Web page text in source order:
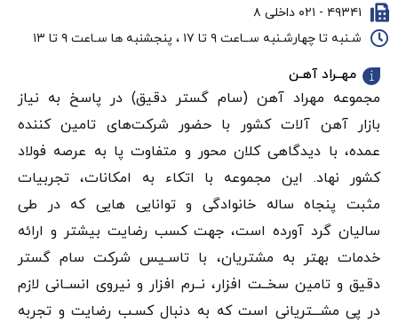
۴۹۳۴۱ - ۰۲۱ داخلی ۸
شـنبه تا چهارشـنبه ســاعت ۹ تا ۱۷ ، پنجشنبه ها سـاعت ۹ تا ۱۳
مهــراد آهـن
مجموعه مهراد آهن (سام گستر دقيق) در پاسخ به نیاز
بازار آهن‌ آلات کشور با حضور شرکت‌های تامین کننده
عمده، با دیدگاهی کلان محور و متفاوت پا به عرصه فولاد
کشور نهاد. این مجموعه با اتکاء به امکانات، تجربیات
مثبت پنجاه ساله خانوادگی و توانایی هایی که در طی
سالیان گرد آورده است، جهت کسب رضایت بیشتر و ارائه
خدمات بهتر به مشتریان، با تاسـیس شرکت سام گستر
دقيق و تامین سخــت افزار، نــرم افزار و نیروی انســانی لازم
در پی مشـــتریانی است که به دنبال کسـب رضایت و تجربه